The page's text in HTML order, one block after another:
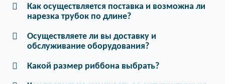
Как осуществляется поставка и возможна ли
нарезка трубок по длине?
Осуществляете ли вы доставку и
обслуживание оборудования?
Какой размер риббона выбрать?